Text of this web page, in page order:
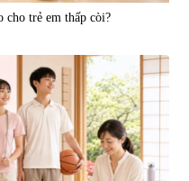
cho trẻ em thấp còi?